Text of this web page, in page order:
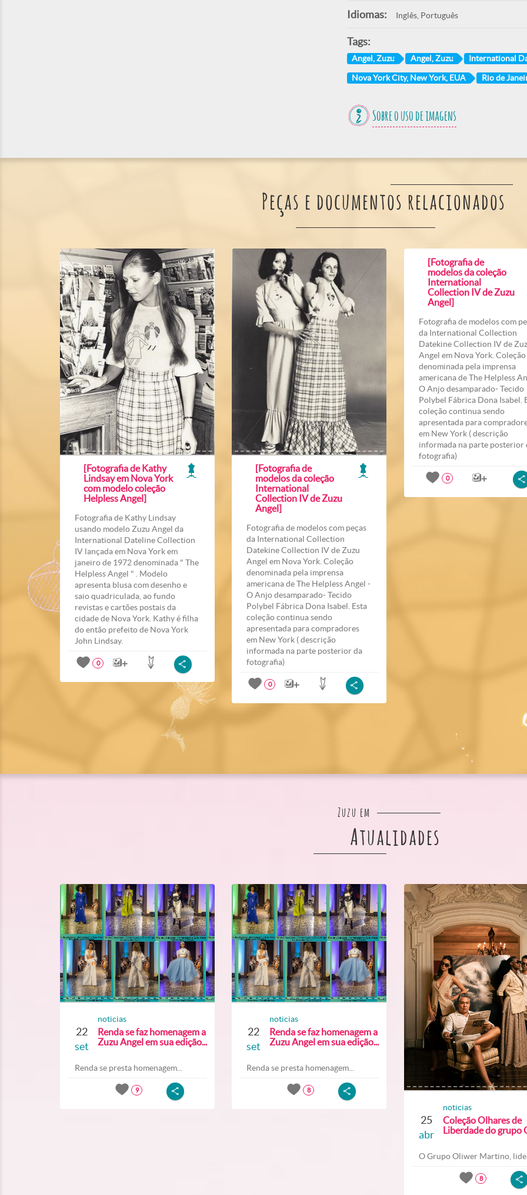
Idiomas: Inglês, Português
Tags:
Angel, Zuzu Angel, Zuzu International
Nova York City, New York, EUA Rio de
Sobre o uso de imagens
Peças e documentos relacionados
[Fotografia de Kathy
Lindsay em Nova York
com modelo coleção
Helpless Angel]
Fotografia de Kathy Lindsay
usando modelo Zuzu Angel da
International Dateline Collection
IV lançada em Nova York em
janeiro de 1972 denominada " The
Helpless Angel " . Modelo
apresenta blusa com desenho e
saio quadriculada, ao fundo
revistas e cartões postais da
cidade de Nova York. Kathy é filha
do então prefeito de Nova York
John Lindsay.
0
[Fotografia de
modelos da coleção
International
Collection IV de Zuzu
Angel]
Fotografia de modelos com peças
da International Collection
Datekine Collection IV de Zuzu
Angel em Nova York. Coleção
denominada pela imprensa
americana de The Helpless Angel -
O Anjo desamparado- Tecido
Polybel Fábrica Dona Isabel. Esta
coleção continua sendo
apresentada para compradores
em New York ( descrição
informada na parte posterior da
fotografia)
0
[Fotografia de
modelos da coleção
International
Collection IV de Zuzu
Angel]
Fotografia de modelos com
da International Collection
Datekine Collection IV de
Angel em Nova York. Coleção
denominada pela imprensa
americana de The Helpless
O Anjo desamparado- Tecido
Polybel Fábrica Dona Isabel.
coleção continua sendo
apresentada para
em New York ( descrição
informada na parte posterior
fotografia)
0
Zuzu em
Atualidades
22
set
noticias
Renda se faz homenagem a
Zuzu Angel em sua edição...
Renda se presta homenagem...
9
22
set
noticias
Renda se faz homenagem a
Zuzu Angel em sua edição...
Renda se presta homenagem...
8
25
abr
noticias
Coleção Olhares de
Liberdade do grupo
O Grupo Oliwer Martino,
8